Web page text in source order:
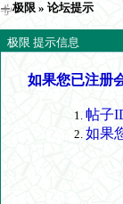
极限 » 论坛提示
极限 提示信息
如果您已注册
帖子
如果